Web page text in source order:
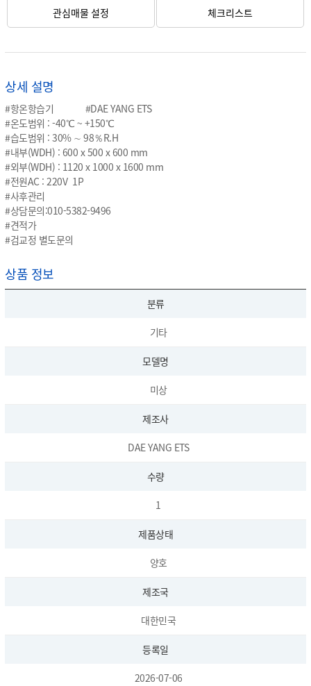
관심매물 설정 체크리스트
상세 설명
#항온항습기 #DAE YANG ETS
#온도범위 : -40℃ ~ +150℃
#습도범위 : 30% ∼ 98％R.H
#내부(WDH) : 600 x 500 x 600 mm
#외부(WDH) : 1120 x 1000 x 1600 mm
#전원AC : 220V 1P
#사후관리
#상담문의:010-5382-9496
#견적가
#검교정 별도문의
상품 정보
분류
기타
모델명
미상
제조사
DAE YANG ETS
수량
1
제품상태
양호
제조국
대한민국
등록일
2026-07-06